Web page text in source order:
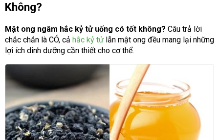
Không?
Mật ong ngâm hắc kỷ tử uống có tốt không? Câu trả lời
chắc chắn là CÓ, cả hắc kỷ tử lẫn mật ong đều mang lại những
lợi ích dinh dưỡng cần thiết cho cơ thể.